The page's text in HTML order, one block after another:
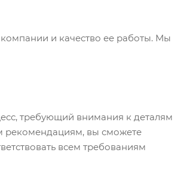
и качество ее работы. Мы
требующий внимания к деталям
рекомендациям, вы сможете
всем требованиям